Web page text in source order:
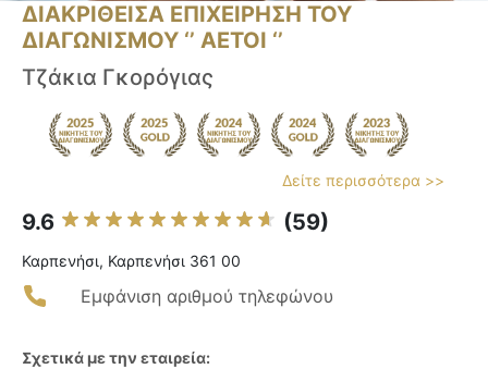
ΔΙΑΚΡΙΘΕΙΣΑ ΕΠΙΧΕΙΡΗΣΗ ΤΟΥ
ΔΙΑΓΩΝΙΣΜΟΥ ‘’ ΑΕΤΟΙ ‘’
Τζάκια Γκορόγιας
Δείτε περισσότερα >>
9.6 (59)
Καρπενήσι, Καρπενήσι 361 00
Εμφάνιση αριθμού τηλεφώνου
Σχετικά με την εταιρεία: